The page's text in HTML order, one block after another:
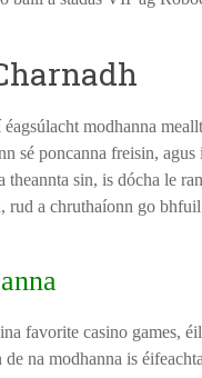
modhanna
sé poncanna freisin, agus
sin, is dócha le
a chruthaíonn go bhfuil
favorite casino games,
na modhanna is